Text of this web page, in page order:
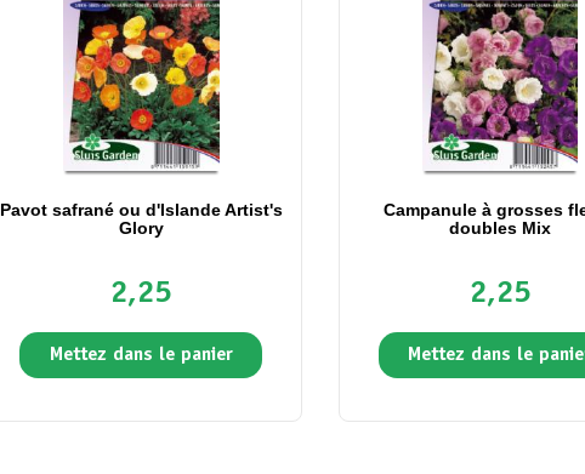
Pavot safrané ou d'Islande Artist's
Glory
2,25
Mettez dans le panier
Campanule à grosses
doubles Mix
2,25
Mettez dans le